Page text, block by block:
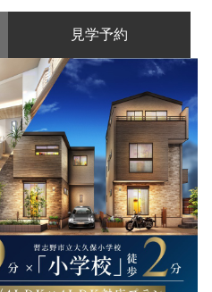
見学予約